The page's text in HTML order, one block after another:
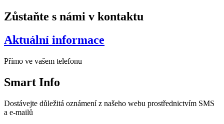
Zůstaňte s námi v kontaktu
Aktuální informace
Přímo ve vašem telefonu
Smart Info
Dostávejte důležitá oznámení z našeho webu prostřednictvím SMS
a e-mailů